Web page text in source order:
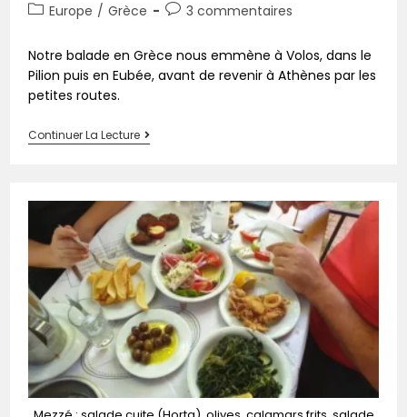
Europe / Grèce 3 commentaires
Notre balade en Grèce nous emmène à Volos, dans le
Pilion puis en Eubée, avant de revenir à Athènes par les
petites routes.
Continuer La Lecture